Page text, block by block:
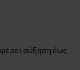
αύξηση έως